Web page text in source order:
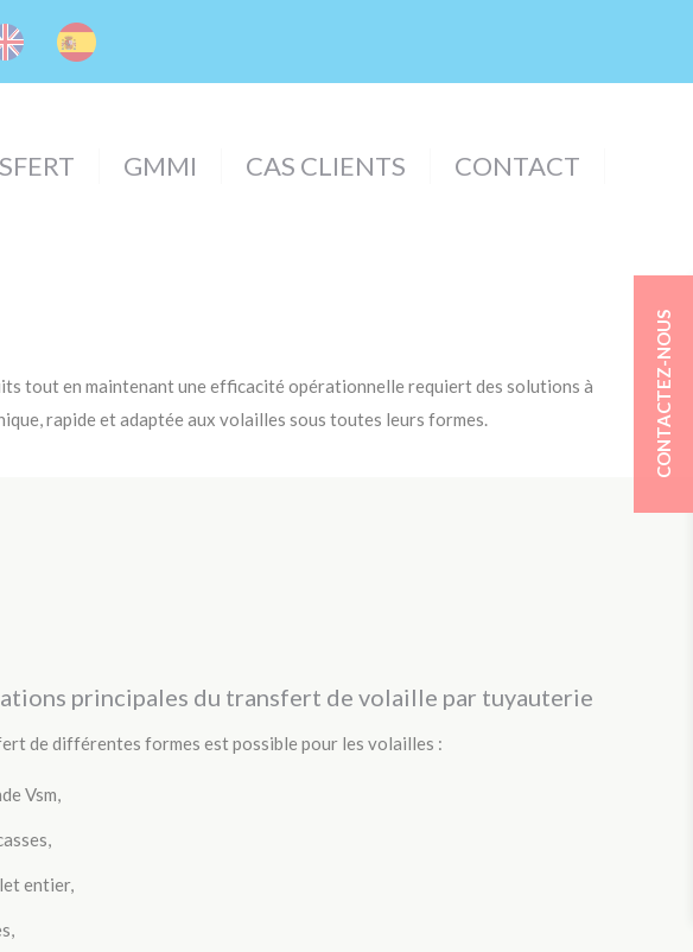
GMMI CAS CLIENTS CONTACT
tout en maintenant une efficacité opérationnelle requiert des solutions à
rapide et adaptée aux volailles sous toutes leurs formes.
principales du transfert de volaille par tuyauterie
de différentes formes est possible pour les volailles :
Vsm,
entier,